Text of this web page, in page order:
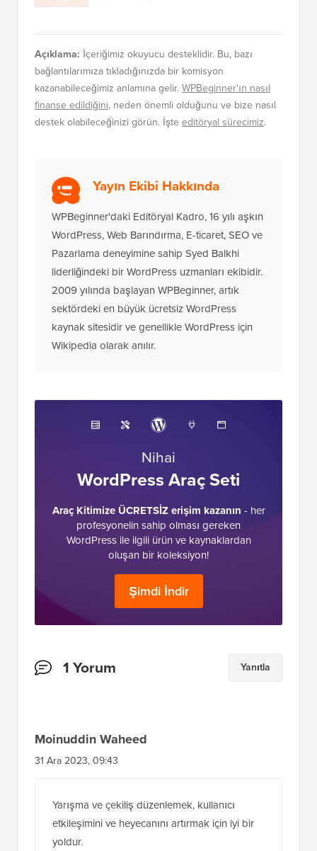
Açıklama: İçeriğimiz okuyucu desteklidir. Bu, bazı
bağlantılarımıza tıkladığınızda bir komisyon
kazanabileceğimiz anlamına gelir.WPBeginner'ın nasıl
finanse edildiğini, neden önemli olduğunu ve bize nasıl
destek olabileceğinizi görün. İşte editöryal sürecimiz.
Yayın Ekibi Hakkında
WPBeginner'daki Editöryal Kadro, 16 yılı aşkın
WordPress, Web Barındırma, E-ticaret, SEO ve
Pazarlama deneyimine sahip Syed Balkhi
liderliğindeki bir WordPress uzmanları ekibidir.
2009 yılında başlayan WPBeginner, artık
sektördeki en büyük ücretsiz WordPress
kaynak sitesidir ve genellikle WordPress için
Wikipedia olarak anılır.
Nihai
WordPress Araç Seti
Araç Kitimize ÜCRETSİZ erişim kazanın - her
profesyonelin sahip olması gereken
WordPress ile ilgili ürün ve kaynaklardan
oluşan bir koleksiyon!
Şimdi İndir
Okuyucu
1 Yorum Yanıtla
Moinuddin Waheed
31 Ara 2023, 09:43
Yarışma ve çekiliş düzenlemek, kullanıcı
etkileşimini ve heyecanını artırmak için iyi bir
yoldur.